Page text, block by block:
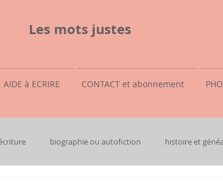
Les mots justes
AIDE à ECRIRE CONTACT et abonnement
biographie ou autofiction histoire et